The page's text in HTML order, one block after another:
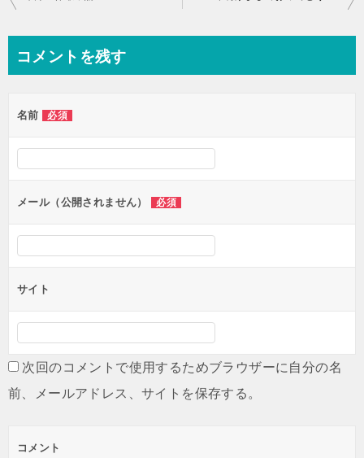
ビ
ー
シ
ン
コメントを残す
名前 必須
メール（公開されません） 必須
サイト
次回のコメントで使用するためブラウザーに自分の名
前、メールアドレス、サイトを保存する。
コメント